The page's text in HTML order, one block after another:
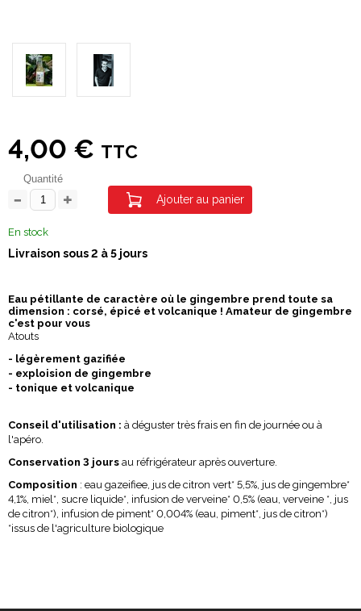
4,00 € TTC
Quantité
Ajouter au panier
En stock
Livraison sous 2 à 5 jours
Eau pétillante de caractère où le gingembre prend toute sa
dimension : corsé, épicé et volcanique ! Amateur de gingembre
c'est pour vous
Atouts
- légèrement gazifiée
- exploision de gingembre
- tonique et volcanique
Conseil d'utilisation : à déguster très frais en fin de journée ou à
l'apéro.
Conservation 3 jours au réfrigérateur après ouverture.
Composition : eau gazeifiee, jus de citron vert* 5,5%, jus de gingembre*
4,1%, miel*, sucre liquide*, infusion de verveine* 0,5% (eau, verveine *, jus
de citron*), infusion de piment* 0,004% (eau, piment*, jus de citron*)
*issus de l'agriculture biologique